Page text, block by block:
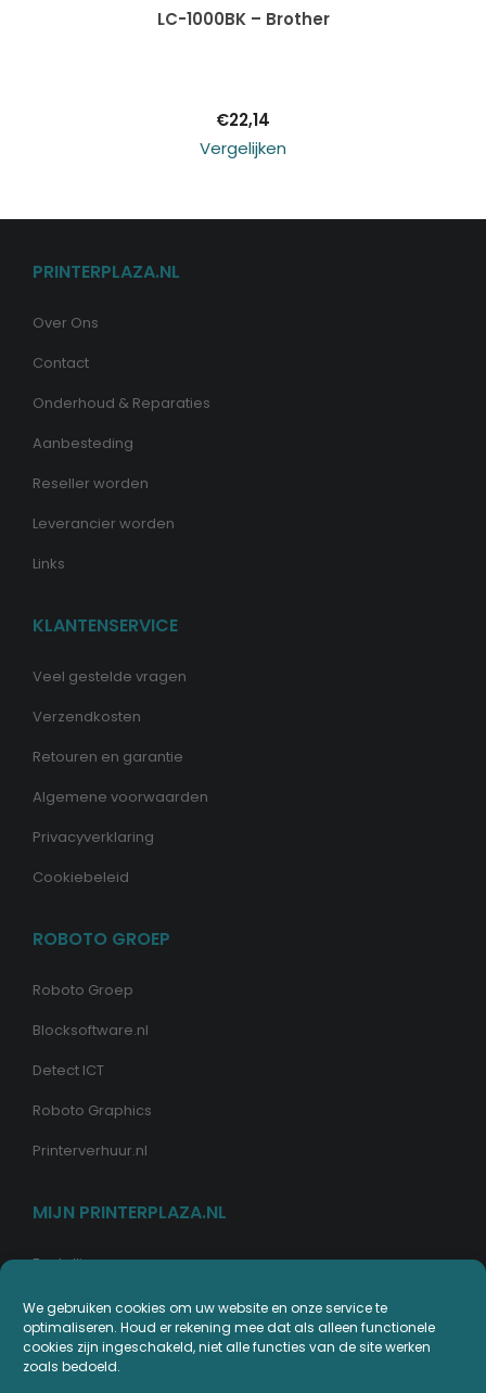
We gebruiken cookies om uw website en onze service te
optimaliseren. Houd er rekening mee dat als alleen functionele
cookies zijn ingeschakeld, niet alle functies van de site werken
zoals bedoeld.
Toevoegen aan
LC-1000BK – Brother
€22,14
Vergelijken
PRINTERPLAZA.NL
Over Ons
Contact
Onderhoud & Reparaties
Aanbesteding
Reseller worden
Leverancier worden
Links
KLANTENSERVICE
Veel gestelde vragen
Verzendkosten
Retouren en garantie
Algemene voorwaarden
Privacyverklaring
Cookiebeleid
ROBOTO GROEP
Roboto Groep
Blocksoftware.nl
Detect ICT
Roboto Graphics
Printerverhuur.nl
MIJN PRINTERPLAZA.NL
Bestellingen
Mijn Printerpunten
Retouren